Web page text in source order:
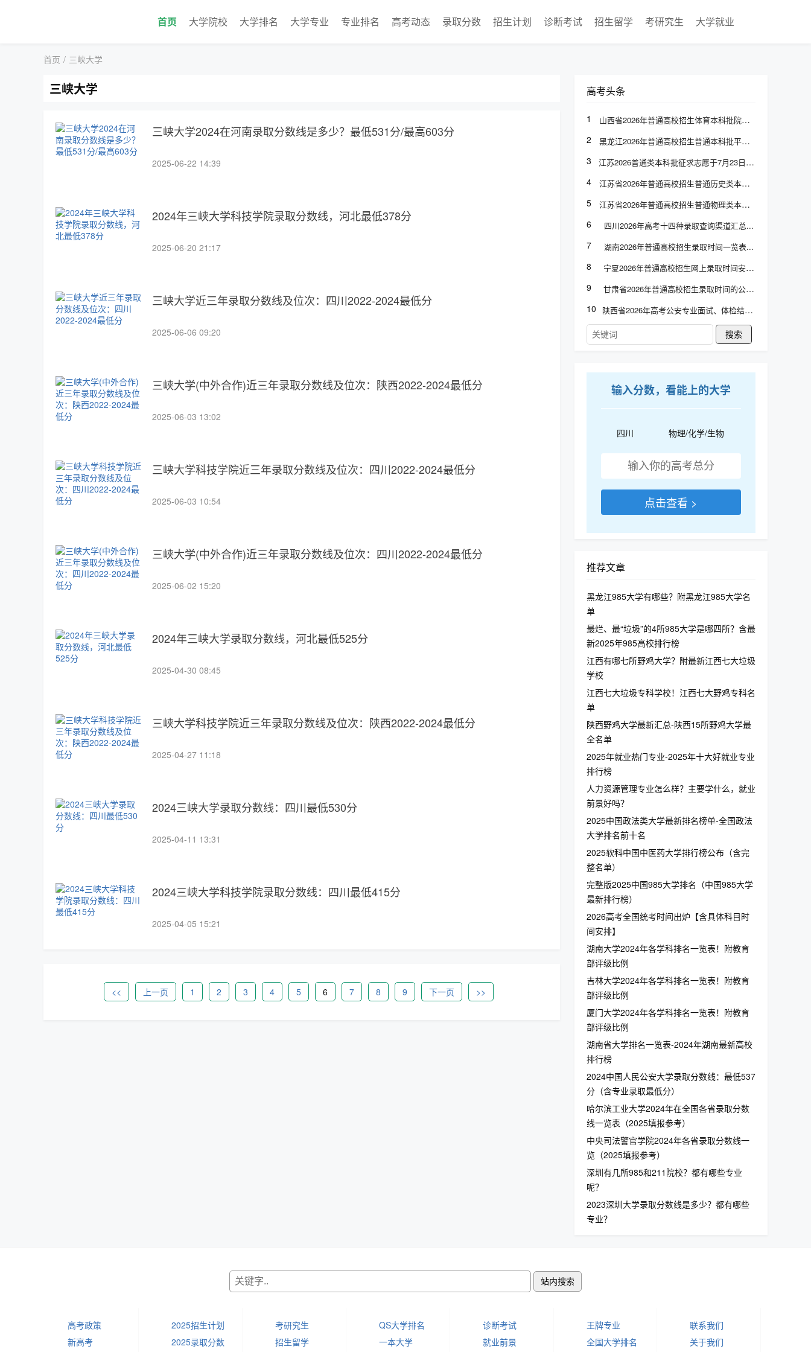
首页 大学院校 大学排名 大学专业 专业排名 高考动态 录取分数 招生计划 诊断考试 招生留学 考研究生 大学就业
首页 / 三峡大学
三峡大学
三峡大学2024在河南录取分数线是多少？最低531分/最高603分
2025-06-22 14:39
2024年三峡大学科技学院录取分数线，河北最低378分
2025-06-20 21:17
三峡大学近三年录取分数线及位次：四川2022-2024最低分
2025-06-06 09:20
三峡大学(中外合作)近三年录取分数线及位次：陕西2022-2024最低分
2025-06-03 13:02
三峡大学科技学院近三年录取分数线及位次：四川2022-2024最低分
2025-06-03 10:54
三峡大学(中外合作)近三年录取分数线及位次：四川2022-2024最低分
2025-06-02 15:20
2024年三峡大学录取分数线，河北最低525分
2025-04-30 08:45
三峡大学科技学院近三年录取分数线及位次：陕西2022-2024最低分
2025-04-27 11:18
2024三峡大学录取分数线：四川最低530分
2025-04-11 13:31
2024三峡大学科技学院录取分数线：四川最低415分
2025-04-05 15:21
<< 上一页 1 2 3 4 5 6 7 8 9 下一页 >>
高考头条
1
山西省2026年普通高校招生体育本科批院校专业组投档最低分
2
黑龙江2026年普通高校招生普通本科批平行志愿投档分数线发布
3
江苏2026普通类本科批征求志愿于7月23日上午9:00至下午3:00填报
4
江苏省2026年普通高校招生普通历史类本科批次征求志愿计划
5
江苏省2026年普通高校招生普通物理类本科批次征求志愿计划
6
四川2026年高考十四种录取查询渠道汇总
7 湖南2026年普通高校招生录取时间一览表
8
宁夏2026年普通高校招生网上录取时间安排
9
甘肃省2026年普通高校招生录取时间的公告
10
陕西省2026年高考公安专业面试、体检结论查询
搜索
输入分数，看能上的大学
四川 物理/化学/生物
点击查看 >
推荐文章
黑龙江985大学有哪些？附黑龙江985大学名
单
最烂、最“垃圾”的4所985大学是哪四所？含最
新2025年985高校排行榜
江西有哪七所野鸡大学？附最新江西七大垃圾
学校
江西七大垃圾专科学校！江西七大野鸡专科名
单
陕西野鸡大学最新汇总-陕西15所野鸡大学最
全名单
2025年就业热门专业-2025年十大好就业专业
排行榜
人力资源管理专业怎么样？主要学什么，就业
前景好吗？
2025中国政法类大学最新排名榜单-全国政法
大学排名前十名
2025软科中国中医药大学排行榜公布（含完
整名单）
完整版2025中国985大学排名（中国985大学
最新排行榜）
2026高考全国统考时间出炉【含具体科目时
间安排】
湖南大学2024年各学科排名一览表！附教育
部评级比例
吉林大学2024年各学科排名一览表！附教育
部评级比例
厦门大学2024年各学科排名一览表！附教育
部评级比例
湖南省大学排名一览表-2024年湖南最新高校
排行榜
2024中国人民公安大学录取分数线：最低537
分（含专业录取最低分）
哈尔滨工业大学2024年在全国各省录取分数
线一览表（2025填报参考）
中央司法警官学院2024年各省录取分数线一
览（2025填报参考）
深圳有几所985和211院校？都有哪些专业
呢？
2023深圳大学录取分数线是多少？都有哪些
专业？
站内搜索
高考政策
新高考
2025招生计划
2025录取分数
考研究生
招生留学
QS大学排名
一本大学
诊断考试
就业前景
王牌专业
全国大学排名
联系我们
关于我们